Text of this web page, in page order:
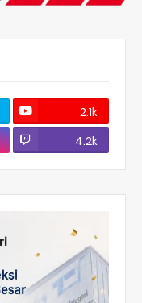
2.1k
4.2k